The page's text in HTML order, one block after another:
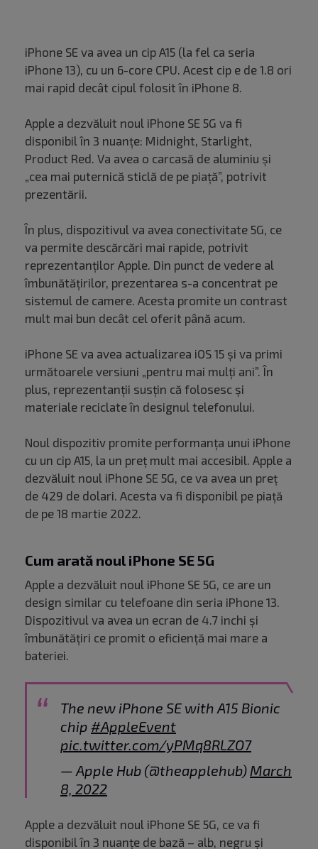
iPhone SE va avea un cip A15 (la fel ca seria
iPhone 13), cu un 6-core CPU. Acest cip e de 1.8 ori
mai rapid decât cipul folosit în iPhone 8.
Apple a dezvăluit noul iPhone SE 5G va fi
disponibil în 3 nuanțe: Midnight, Starlight,
Product Red. Va avea o carcasă de aluminiu și
„cea mai puternică sticlă de pe piață”, potrivit
prezentării.
În plus, dispozitivul va avea conectivitate 5G, ce
va permite descărcări mai rapide, potrivit
reprezentanților Apple. Din punct de vedere al
îmbunătățirilor, prezentarea s-a concentrat pe
sistemul de camere. Acesta promite un contrast
mult mai bun decât cel oferit până acum.
iPhone SE va avea actualizarea iOS 15 și va primi
următoarele versiuni „pentru mai mulți ani”. În
plus, reprezentanții susțin că folosesc și
materiale reciclate în designul telefonului.
Noul dispozitiv promite performanța unui iPhone
cu un cip A15, la un preț mult mai accesibil. Apple a
dezvăluit noul iPhone SE 5G, ce va avea un preț
de 429 de dolari. Acesta va fi disponibil pe piață
de pe 18 martie 2022.
Cum arată noul iPhone SE 5G
Apple a dezvăluit noul iPhone SE 5G, ce are un
design similar cu telefoane din seria iPhone 13.
Dispozitivul va avea un ecran de 4.7 inchi și
îmbunătățiri ce promit o eficiență mai mare a
bateriei.
The new iPhone SE with A15 Bionic
chip #AppleEvent
pic.twitter.com/yPMq8RLZO7
— Apple Hub (@theapplehub) March
8, 2022
Apple a dezvăluit noul iPhone SE 5G, ce va fi
disponibil în 3 nuanțe de bază – alb, negru și